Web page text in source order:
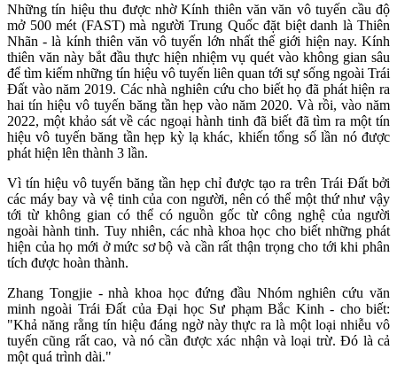
Những tín hiệu thu được nhờ Kính thiên văn văn vô tuyến cầu độ
mở 500 mét (FAST) mà người Trung Quốc đặt biệt danh là Thiên
Nhãn - là kính thiên văn vô tuyến lớn nhất thế giới hiện nay. Kính
thiên văn này bắt đầu thực hiện nhiệm vụ quét vào không gian sâu
để tìm kiếm những tín hiệu vô tuyến liên quan tới sự sống ngoài Trái
Đất vào năm 2019. Các nhà nghiên cứu cho biết họ đã phát hiện ra
hai tín hiệu vô tuyến băng tần hẹp vào năm 2020. Và rồi, vào năm
2022, một khảo sát về các ngoại hành tinh đã biết đã tìm ra một tín
hiệu vô tuyến băng tần hẹp kỳ lạ khác, khiến tổng số lần nó được
phát hiện lên thành 3 lần.
Vì tín hiệu vô tuyến băng tần hẹp chỉ được tạo ra trên Trái Đất bởi
các máy bay và vệ tinh của con người, nên có thể một thứ như vậy
tới từ không gian có thể có nguồn gốc từ công nghệ của người
ngoài hành tinh. Tuy nhiên, các nhà khoa học cho biết những phát
hiện của họ mới ở mức sơ bộ và cần rất thận trọng cho tới khi phân
tích được hoàn thành.
Zhang Tongjie - nhà khoa học đứng đầu Nhóm nghiên cứu văn
minh ngoài Trái Đất của Đại học Sư phạm Bắc Kinh - cho biết:
"Khả năng rằng tín hiệu đáng ngờ này thực ra là một loại nhiễu vô
tuyến cũng rất cao, và nó cần được xác nhận và loại trừ. Đó là cả
một quá trình dài."